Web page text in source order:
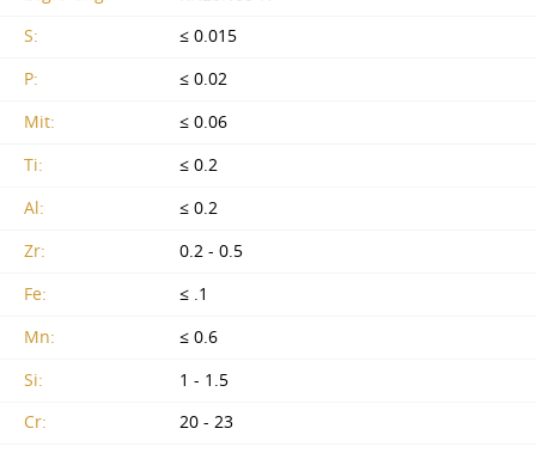
S:
≤ 0.015
P:
≤ 0.02
Mit:
≤ 0.06
Ti:
≤ 0.2
Al:
≤ 0.2
Zr:
0.2 - 0.5
Fe:
≤ .1
Mn:
≤ 0.6
Si:
1 - 1.5
Cr:
20 - 23